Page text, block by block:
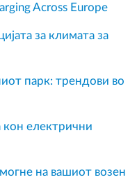
Across Europe
за климата за
парк: трендови во
електрични
на вашиот возен